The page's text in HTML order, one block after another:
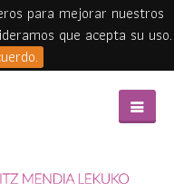
para mejorar nuestros
que acepta su uso.